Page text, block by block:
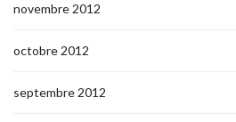
novembre 2012
octobre 2012
septembre 2012